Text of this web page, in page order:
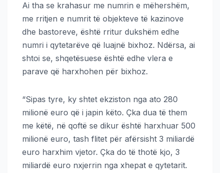
Ai tha se krahasur me numrin e mëhershëm,
me rritjen e numrit të objekteve të kazinove
dhe bastoreve, është rritur dukshëm edhe
numri i qytetarëve që luajnë bixhoz. Ndërsa, ai
shtoi se, shqetësuese është edhe vlera e
parave që harxhohen për bixhoz.
“Sipas tyre, ky shtet ekziston nga ato 280
milionë euro që i japin këto. Çka dua të them
me këtë, në qoftë se dikur është harxhuar 500
milionë euro, tash flitet për afërsisht 3 miliardë
euro harxhim vjetor. Çka do të thotë kjo, 3
miliardë euro nxjerrin nga xhepat e qytetarit.